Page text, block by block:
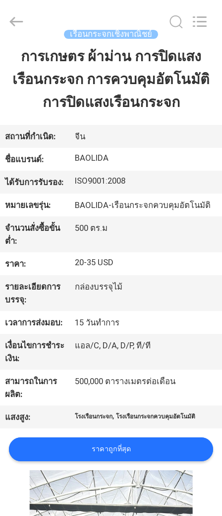
บ้าน
การ
แสดง
VR
เกี่ยว
กับ
ทัวร์
โรงงาน
ควบคุม
คุณภาพ
ติดต่อ
เรา
แผนผัง
Sichuan
Baolida
Rights
Reserved.
เรือนกระจกเชิงพาณิชย์
การเกษตร ผ้าม่าน การปิดแสง
เรือนกระจก การควบคุมอัตโนมัติ
การปิดแสงเรือนกระจก
สถานที่กำเนิด: จีน
ชื่อแบรนด์: BAOLIDA
ได้รับการรับรอง: ISO9001:2008
หมายเลขรุ่น: BAOLIDA-เรือนกระจกควบคุมอัตโนมัติ
จำนวนสั่งซื้อขั้น
ต่ำ:
500 ตร.ม
ราคา: 20-35 USD
รายละเอียดการ
บรรจุ:
กล่องบรรจุไม้
เวลาการส่งมอบ: 15 วันทำการ
เงื่อนไขการชำระ
เงิน:
แอล/C, D/A, D/P, ที/ที
สามารถในการ
ผลิต:
500,000 ตารางเมตรต่อเดือน
แสงสูง: โรงเรือนกระจก,โรงเรือนกระจกควบคุมอัตโนมัติ
ราคาถูกที่สุด